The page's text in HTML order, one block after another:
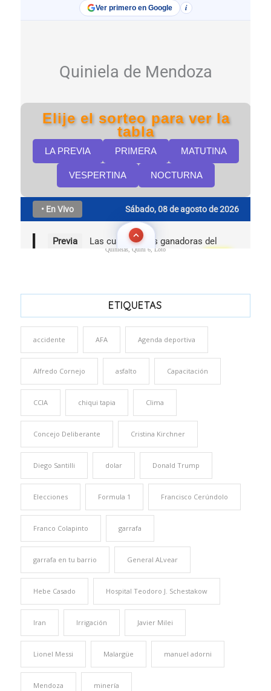
Quinielas, Quini 6, Loto
ETIQUETAS
accidente AFA Agenda deportiva
Alfredo Cornejo asfalto Capacitación
CCIA chiqui tapia Clima
Concejo Deliberante Cristina Kirchner
Diego Santilli dolar Donald Trump
Elecciones Formula 1 Francisco Cerúndolo
Franco Colapinto garrafa
garrafa en tu barrio General ALvear
Hebe Casado Hospital Teodoro J. Schestakow
Iran Irrigación Javier Milei
Lionel Messi Malargüe manuel adorni
Mendoza minería